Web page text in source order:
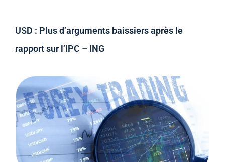
USD : Plus d’arguments baissiers après le
rapport sur l’IPC – ING